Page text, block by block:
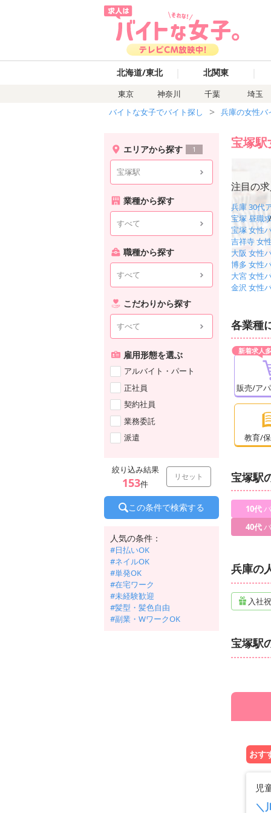
北海道/東北 北関東
東京 神奈川 千葉
埼玉
バイトな女子でバイト探し
兵庫の女性バ
エリアから探す 1
宝塚駅
業種から探す
すべて
職種から探す
すべて
こだわりから探す
すべて
雇用形態を選ぶ
アルバイト・パート
正社員
契約社員
業務委託
派遣
絞り込み結果
153件
リセット
この条件で検索する
人気の条件：
#日払いOK
#ネイルOK
#単発OK
#在宅ワーク
#未経験歓迎
#髪型・髪色自由
#副業・WワークOK
宝塚
注目の
兵庫 30代
宝塚 昼職
宝塚 女性
吉祥寺 女
大阪 女性
博多 女性
大宮 女性
金沢 女性
各業種
販売/ア
教育/
宝塚駅
10代
40代
兵庫の
入社
宝塚駅
おす
児
＼